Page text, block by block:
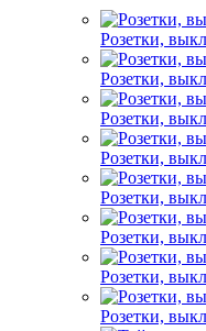
Розетки,
Розетки,
Розетки,
Розетки,
Розетки,
Розетки,
Розетки,
Розетки,